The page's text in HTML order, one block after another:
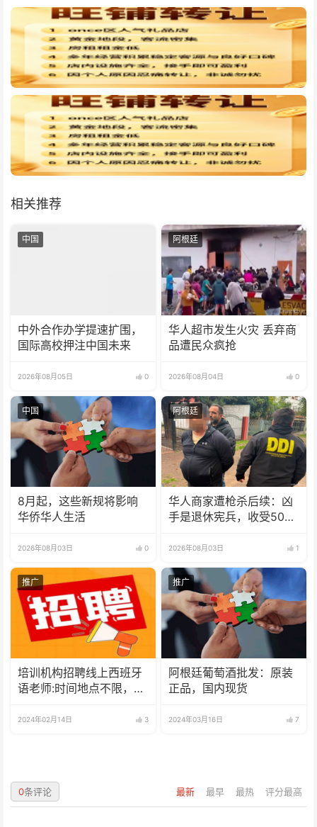
相关推荐
中国
中外合作办学提速扩围，
国际高校押注中国未来
2026年08月05日 0
阿根廷
华人超市发生火灾 丢弃商
品遭民众疯抢
2026年08月04日 0
中国
8月起，这些新规将影响
华侨华人生活
2026年08月03日 0
阿根廷
华人商家遭枪杀后续：凶
手是退休宪兵，收受5000
2026年08月03日 1
推广
培训机构招聘线上西班牙
语老师:时间地点不限，可
2024年02月14日 3
推广
阿根廷葡萄酒批发：原装
正品，国内现货
2024年03月16日 7
最新 最早 最热 评分最高
0条评论